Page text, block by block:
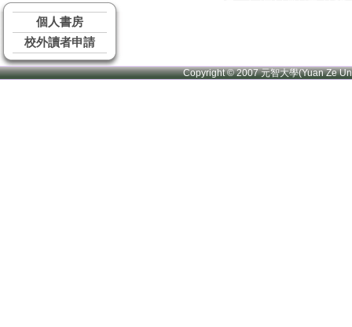
個人書房
校外讀者申請
Copyright © 2007 元智大學(Yuan Ze